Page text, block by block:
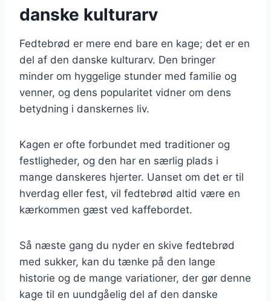
danske kulturarv
Fedtebrød er mere end bare en kage; det er en
del af den danske kulturarv. Den bringer
minder om hyggelige stunder med familie og
venner, og dens popularitet vidner om dens
betydning i danskernes liv.
Kagen er ofte forbundet med traditioner og
festligheder, og den har en særlig plads i
mange danskeres hjerter. Uanset om det er til
hverdag eller fest, vil fedtebrød altid være en
kærkommen gæst ved kaffebordet.
Så næste gang du nyder en skive fedtebrød
med sukker, kan du tænke på den lange
historie og de mange variationer, der gør denne
kage til en uundgåelig del af den danske